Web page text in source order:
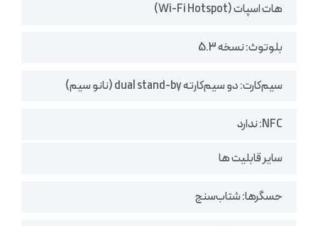
هات اسپات (Wi-Fi Hotspot)
بلوتوث: نسخه 5.3
سیم‌کارت: دو سیم‌کارته dual stand-by (نانو سیم)
NFC: ندارد
سایر قابلیت ها
حسگرها: شتاب‌سنج